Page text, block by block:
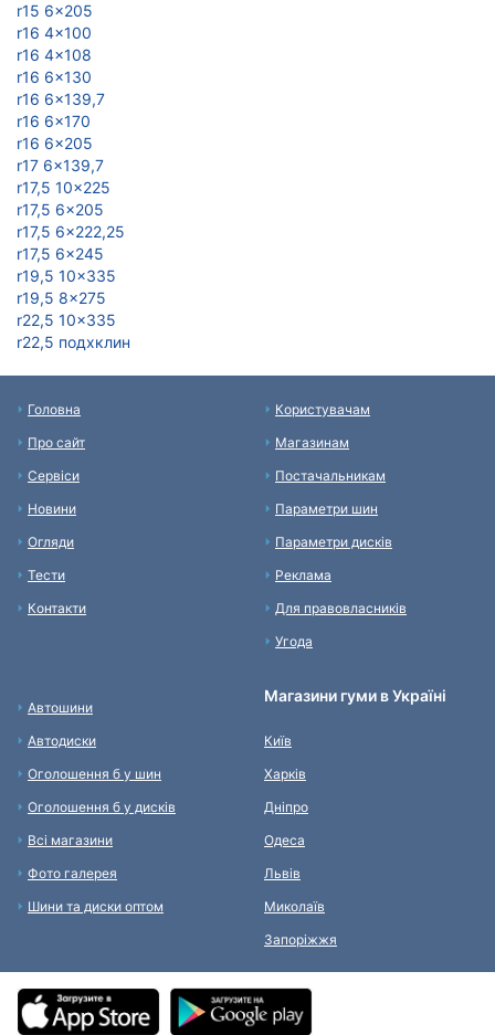
r15 6x205
r16 4x100
r16 4x108
r16 6x130
r16 6x139,7
r16 6x170
r16 6x205
r17 6x139,7
r17,5 10x225
r17,5 6x205
r17,5 6x222,25
r17,5 6x245
r19,5 10x335
r19,5 8x275
r22,5 10x335
r22,5 подxклин
Головна
Про сайт
Сервіси
Новини
Огляди
Тести
Контакти
Користувачам
Магазинам
Постачальникам
Параметри шин
Параметри дисків
Реклама
Для правовласників
Угода
Автошини
Автодиски
Оголошення б у шин
Оголошення б у дисків
Всі магазини
Фото галерея
Шини та диски оптом
Магазини гуми в Україні
Київ
Харків
Дніпро
Одеса
Львів
Миколаїв
Запоріжжя